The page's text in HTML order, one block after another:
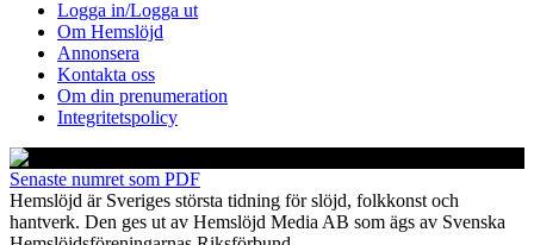
Logga in/Logga ut
Om Hemslöjd
Annonsera
Kontakta oss
Om din prenumeration
Integritetspolicy
Senaste numret som PDF
Hemslöjd är Sveriges största tidning för slöjd, folkkonst och
hantverk. Den ges ut av Hemslöjd Media AB som ägs av Svenska